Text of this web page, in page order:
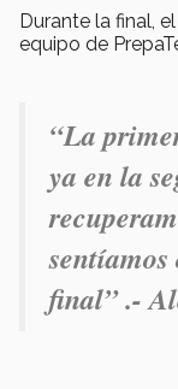
Durante la final,
equipo de
“La
ya en la
final” .-